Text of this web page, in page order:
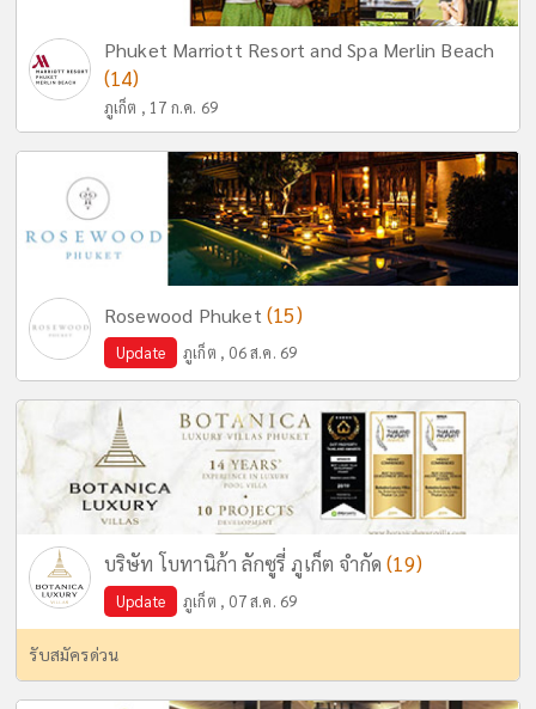
Phuket Marriott Resort and Spa Merlin Beach
(14)
ภูเก็ต , 17 ก.ค. 69
Rosewood Phuket (15)
Update ภูเก็ต , 06 ส.ค. 69
บริษัท โบทานิก้า ลักซูรี่ ภูเก็ต จำกัด(19)
Update ภูเก็ต , 07 ส.ค. 69
รับสมัครด่วน